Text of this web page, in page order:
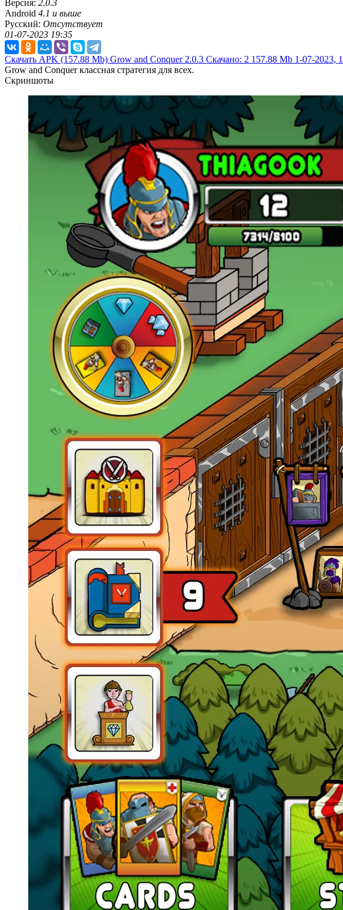
Версия: 2.0.3
Android 4.1 и выше
Русский: Отсутствует
01-07-2023 19:35
Скачать APK (157.88 Mb) Grow and Conquer 2.0.3 Скачано: 2 157.88 Mb 1-07-2023,
Grow and Conquer классная стратегия для всех.
Скриншоты